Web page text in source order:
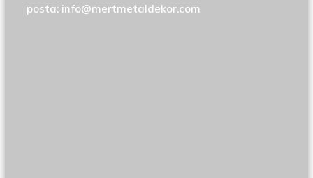
posta: info@mertmetaldekor.com